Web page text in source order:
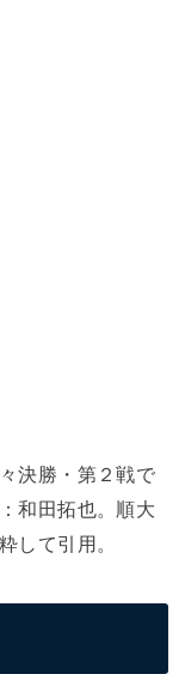
決勝・第２戦で
和田拓也。順大
して引用。